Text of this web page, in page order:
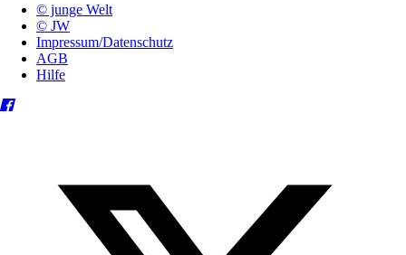
© junge Welt
© JW
Impressum/Datenschutz
AGB
Hilfe